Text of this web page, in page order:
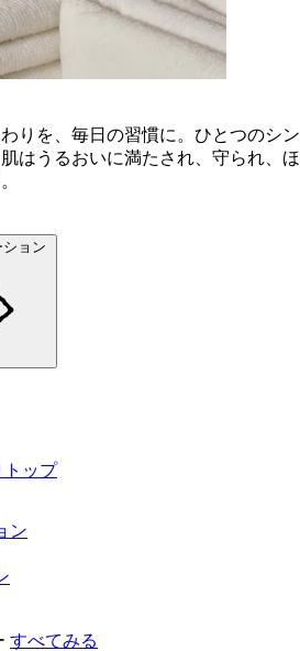
りを、毎日の習慣に。ひとつのシン
はうるおいに満たされ、守られ、ほ
ョン
トップ
ン
すべてみる